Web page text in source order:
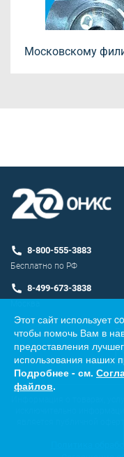
Московскому
8-800-555-3883
Бесплатно по РФ
8-499-673-3838
является публичной
Политика
Этот сайт использует
чтобы помочь Вам в
предоставления
использования наших
Подробнее - см.
файлов.